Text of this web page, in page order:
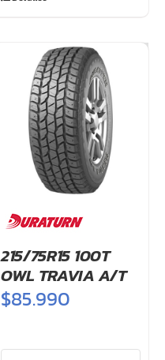
215/75R15 100T
OWL TRAVIA A/T
$85.990